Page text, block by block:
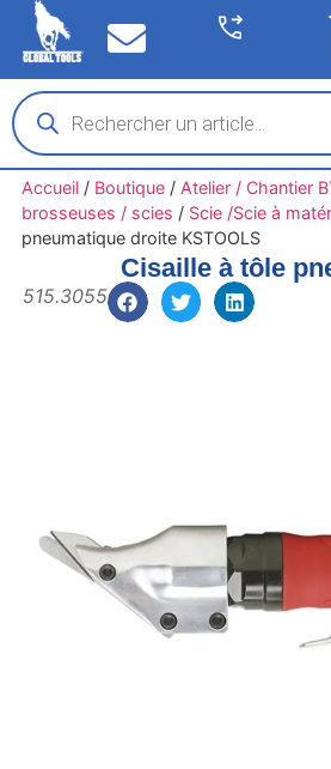
Accueil/ Boutique/ Atelier / Chantier
brosseuses / scies / Scie /Scie à
pneumatique droite KSTOOLS
Cisaille à tôle
515.3055